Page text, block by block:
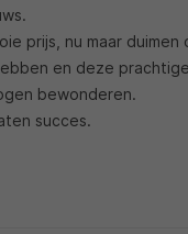
prijs, nu maar duimen
en deze prachtige
bewonderen.
succes.